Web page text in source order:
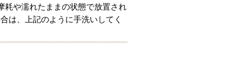
耗や濡れたままの状態で放置され
は、上記のように手洗いしてく